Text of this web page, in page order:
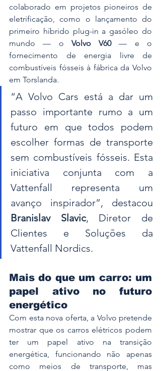
colaborado em projetos pioneiros de
eletrificação, como o lançamento do
primeiro híbrido plug-in a gasóleo do
mundo — o Volvo V60 — e o
fornecimento de energia livre de
combustíveis fósseis à fábrica da Volvo
em Torslanda.
“A Volvo Cars está a dar um
passo importante rumo a um
futuro em que todos podem
escolher formas de transporte
sem combustíveis fósseis. Esta
iniciativa conjunta com a
Vattenfall representa um
Branislav Slavic, Diretor de
Clientes e Soluções da
Vattenfall Nordics.
Mais do que um carro: um
papel ativo no futuro
energético
Com esta nova oferta, a Volvo pretende
mostrar que os carros elétricos podem
ter um papel ativo na transição
energética, funcionando não apenas
como meios de transporte, mas